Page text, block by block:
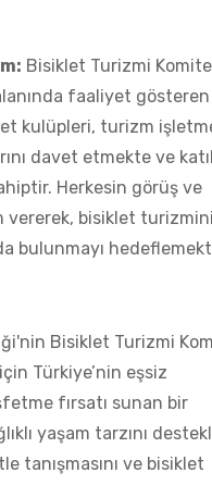
Bisiklet Turizmi
faaliyet
kulüpleri, turizm
davet etmekte ve
Herkesin görüş ve
vererek, bisiklet
bulunmayı
Bisiklet Turizmi
Türkiye’nin eşsiz
fırsatı sunan bir
yaşam tarzını
tanışmasını ve bisiklet